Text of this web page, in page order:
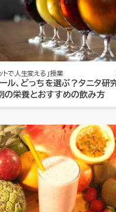
トで人生変える」授業
ル、どっちを選ぶ？タニタ研
の栄養とおすすめの飲み方